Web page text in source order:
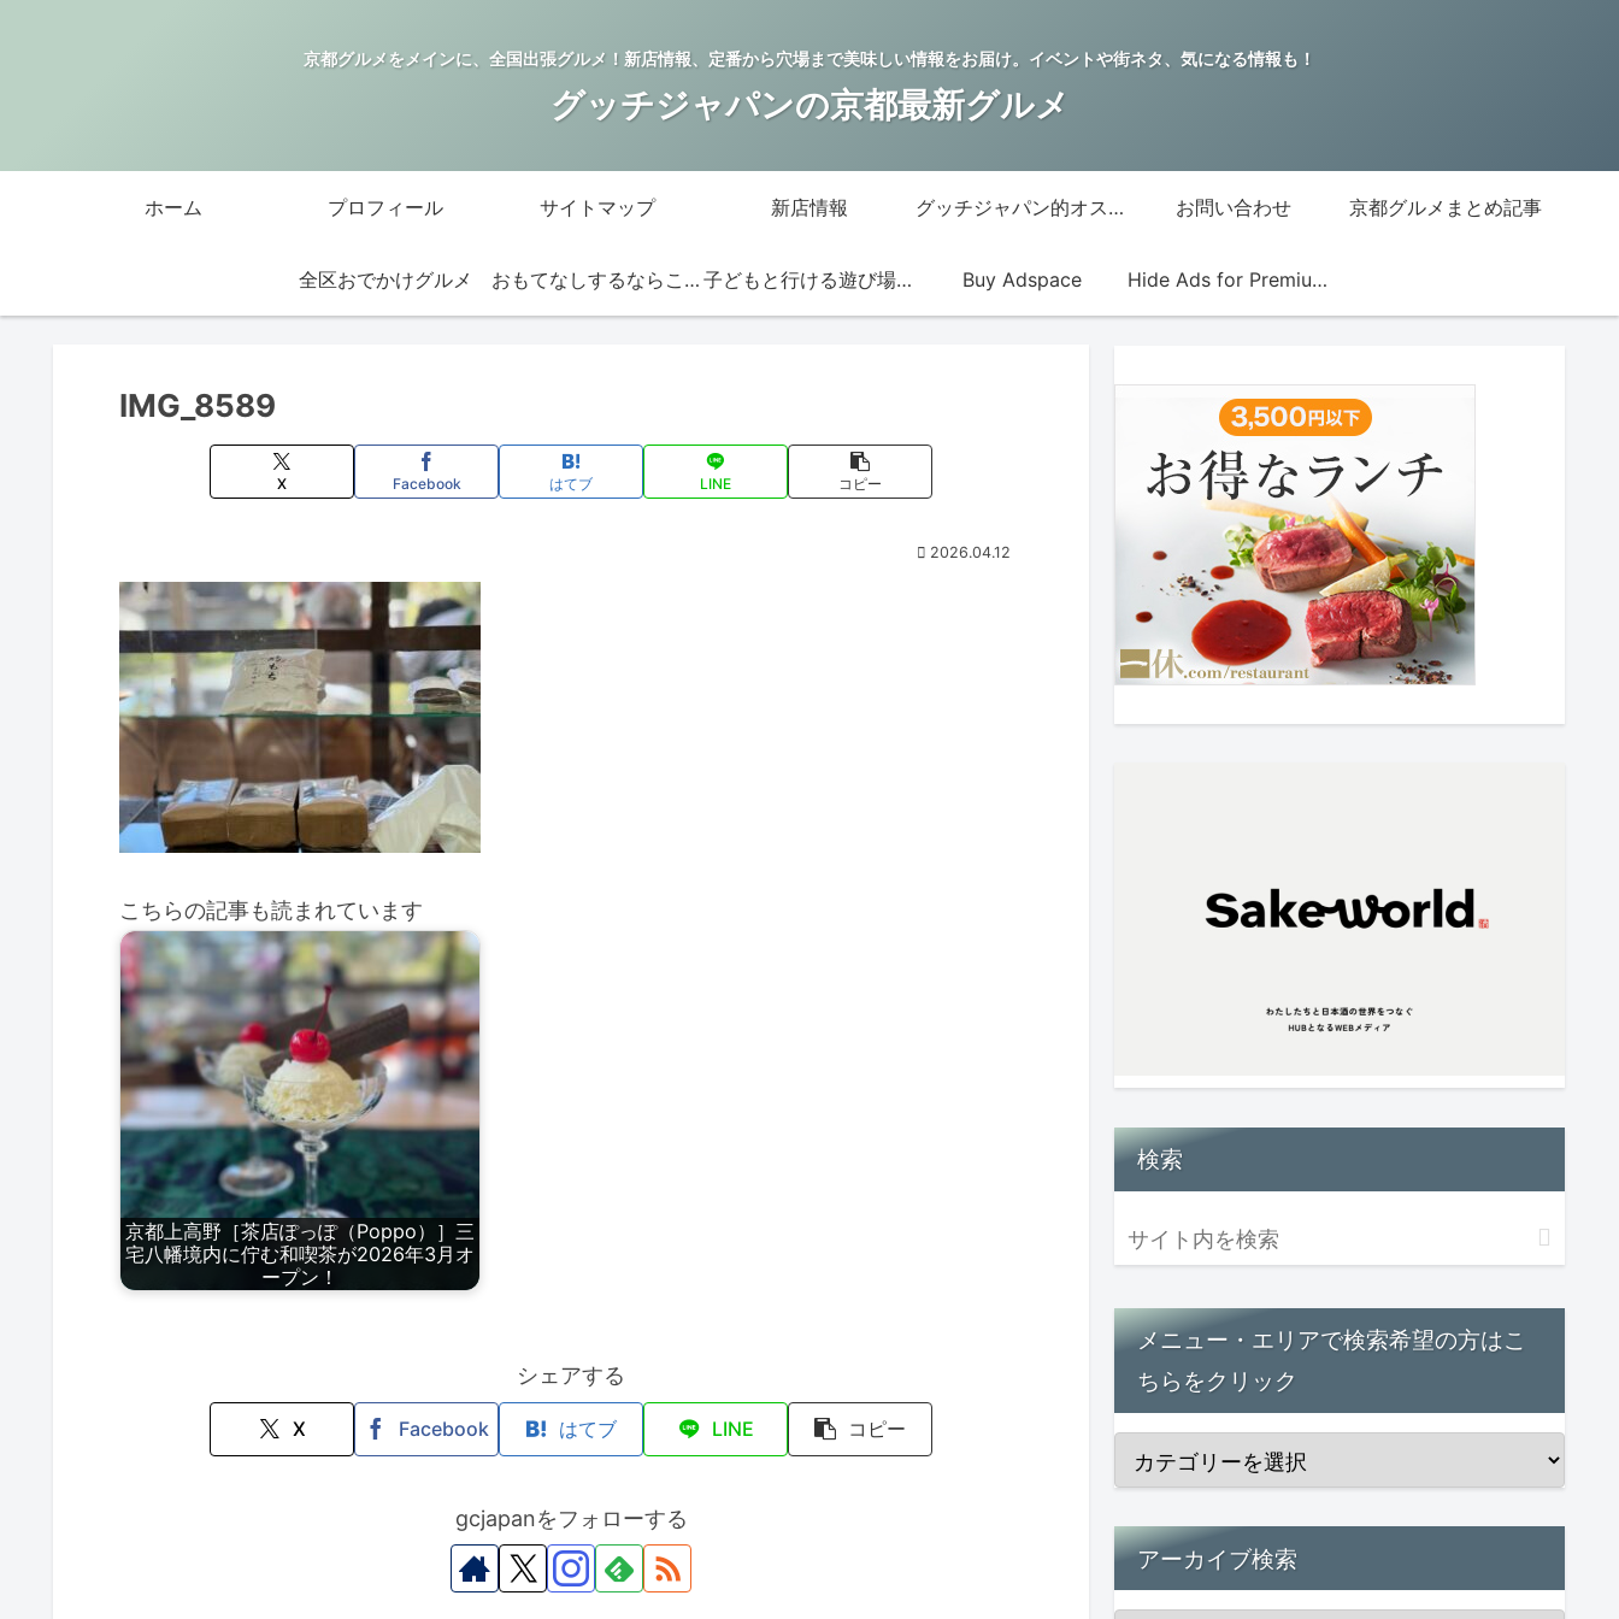
京都グルメをメインに、全国出張グルメ！新店情報、定番から穴場まで美味しい情報をお届け。イベントや街ネタ、気になる情報も！
グッチジャパンの京都最新グルメ
ホーム プロフィール サイトマップ 新店情報 グッチジャパン的オススメ店 お問い合わせ 京都グルメまとめ記事
全区おでかけグルメ おもてなしするならこの店 子どもと行ける遊び場・お店 Buy Adspace Hide Ads for Premium Members
IMG_8589
X Facebook はてブ LINE コピー
2026.04.12
こちらの記事も読まれています
京都上高野［茶店ぽっぽ（Poppo）］三
宅八幡境内に佇む和喫茶が2026年3月オ
ープン！
シェアする
X Facebook はてブ LINE コピー
gcjapanをフォローする
検索
メニュー・エリアで検索希望の方はこ
ちらをクリック
アーカイブ検索